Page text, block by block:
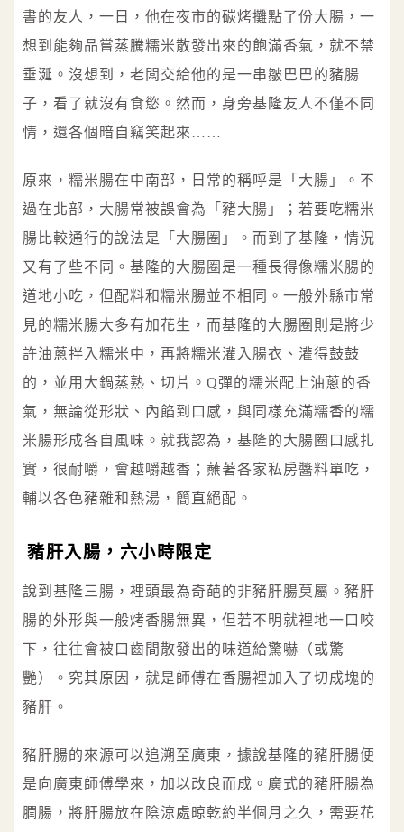
書的友人，一日，他在夜市的碳烤攤點了份大腸，一
想到能夠品嘗蒸騰糯米散發出來的飽滿香氣，就不禁
垂涎。沒想到，老闆交給他的是一串皺巴巴的豬腸
子，看了就沒有食慾。然而，身旁基隆友人不僅不同
情，還各個暗自竊笑起來……
原來，糯米腸在中南部，日常的稱呼是「大腸」。不
過在北部，大腸常被誤會為「豬大腸」；若要吃糯米
腸比較通行的說法是「大腸圈」。而到了基隆，情況
又有了些不同。基隆的大腸圈是一種長得像糯米腸的
道地小吃，但配料和糯米腸並不相同。一般外縣市常
見的糯米腸大多有加花生，而基隆的大腸圈則是將少
許油蔥拌入糯米中，再將糯米灌入腸衣、灌得鼓鼓
的，並用大鍋蒸熟、切片。Q彈的糯米配上油蔥的香
氣，無論從形狀、內餡到口感，與同樣充滿糯香的糯
米腸形成各自風味。就我認為，基隆的大腸圈口感扎
實，很耐嚼，會越嚼越香；蘸著各家私房醬料單吃，
輔以各色豬雜和熱湯，簡直絕配。
豬肝入腸，六小時限定
說到基隆三腸，裡頭最為奇葩的非豬肝腸莫屬。豬肝
腸的外形與一般烤香腸無異，但若不明就裡地一口咬
下，往往會被口齒間散發出的味道給驚嚇（或驚
艷）。究其原因，就是師傅在香腸裡加入了切成塊的
豬肝。
豬肝腸的來源可以追溯至廣東，據說基隆的豬肝腸便
是向廣東師傅學來，加以改良而成。廣式的豬肝腸為
膶腸，將肝腸放在陰涼處晾乾約半個月之久，需要花